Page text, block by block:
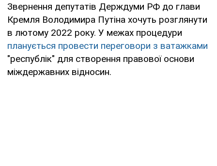
Звернення депутатів Держдуми РФ до глави
Кремля Володимира Путіна хочуть розглянути
в лютому 2022 року. У межах процедури
планується провести переговори з ватажками
"республік" для створення правової основи
міждержавних відносин.